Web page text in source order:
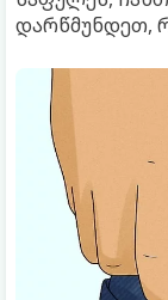
დარწმუნდეთ,